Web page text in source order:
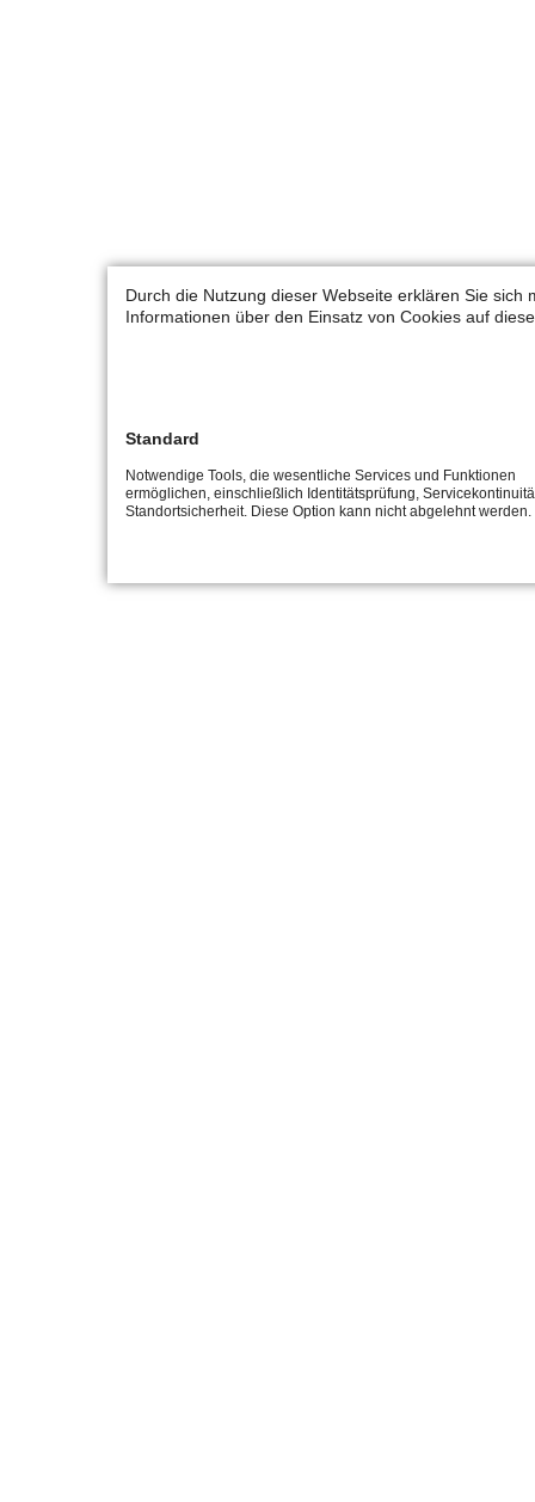
Durch die Nutzung dieser Webseite erklären Sie
Informationen über den Einsatz von Cookies auf
Standard
Notwendige Tools, die wesentliche Services und Funktionen
ermöglichen, einschließlich Identitätsprüfung,
Standortsicherheit. Diese Option kann nicht abgelehnt werden.